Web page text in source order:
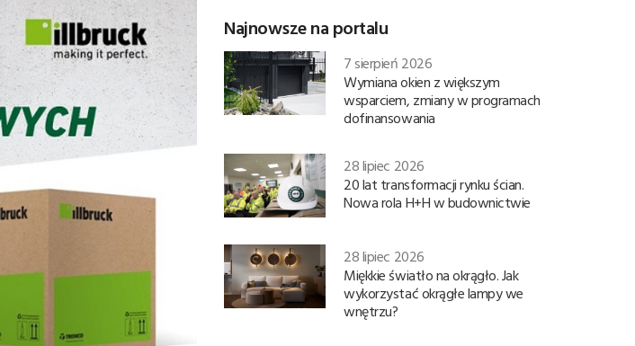
Najnowsze na portalu
7 sierpień 2026
Wymiana okien z większym
wsparciem, zmiany w programach
dofinansowania
28 lipiec 2026
20 lat transformacji rynku ścian.
Nowa rola H+H w budownictwie
28 lipiec 2026
Miękkie światło na okrągło. Jak
wykorzystać okrągłe lampy we
wnętrzu?